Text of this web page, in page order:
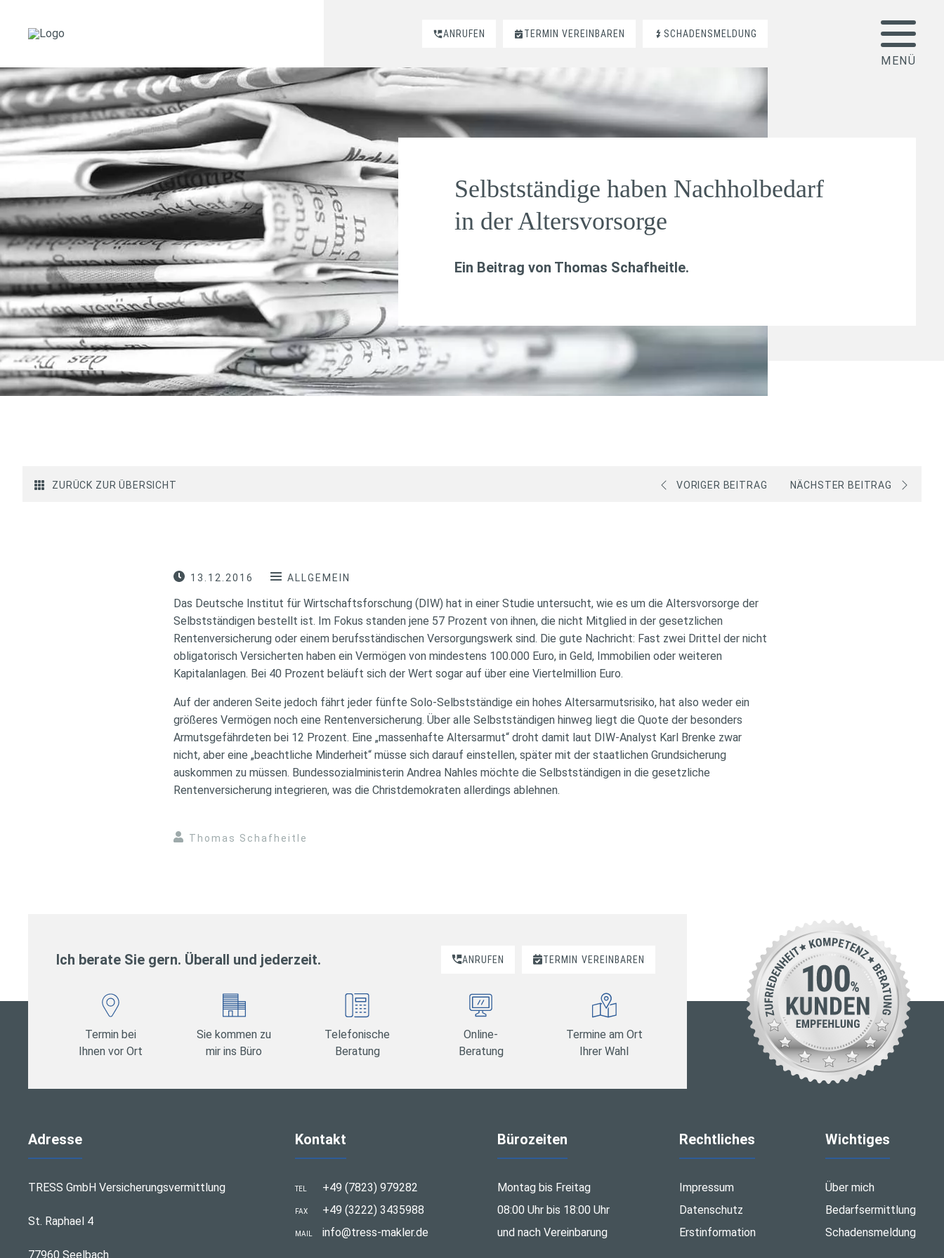
ANRUFEN TERMIN VEREINBAREN SCHADENSMELDUNG
Selbstständige haben Nachholbedarf
in der Altersvorsorge
Ein Beitrag von Thomas Schafheitle.
ZURÜCK ZUR ÜBERSICHT VORIGER BEITRAG NÄCHSTER BEITRAG
13.12.2016 ALLGEMEIN
Das Deutsche Institut für Wirtschaftsforschung (DIW) hat in einer Studie untersucht, wie es um die Altersvorsorge der
Selbstständigen bestellt ist. Im Fokus standen jene 57 Prozent von ihnen, die nicht Mitglied in der gesetzlichen
Rentenversicherung oder einem berufsständischen Versorgungswerk sind. Die gute Nachricht: Fast zwei Drittel der nicht
obligatorisch Versicherten haben ein Vermögen von mindestens 100.000 Euro, in Geld, Immobilien oder weiteren
Kapitalanlagen. Bei 40 Prozent beläuft sich der Wert sogar auf über eine Viertelmillion Euro.
Auf der anderen Seite jedoch fährt jeder fünfte Solo-Selbstständige ein hohes Altersarmutsrisiko, hat also weder ein
größeres Vermögen noch eine Rentenversicherung. Über alle Selbstständigen hinweg liegt die Quote der besonders
Armutsgefährdeten bei 12 Prozent. Eine „massenhafte Altersarmut“ droht damit laut DIW-Analyst Karl Brenke zwar
nicht, aber eine „beachtliche Minderheit“ müsse sich darauf einstellen, später mit der staatlichen Grundsicherung
auskommen zu müssen. Bundessozialministerin Andrea Nahles möchte die Selbstständigen in die gesetzliche
Rentenversicherung integrieren, was die Christdemokraten allerdings ablehnen.
Thomas Schafheitle
Ich berate Sie gern. Überall und jederzeit. ANRUFEN TERMIN VEREINBAREN
Termin bei
Ihnen vor Ort
Sie kommen zu
mir ins Büro
Telefonische
Beratung
Online-
Beratung
Termine am Ort
Ihrer Wahl
Adresse
TRESS GmbH Versicherungsvermittlung
St. Raphael 4
77960 Seelbach
Kontakt
TEL +49 (7823) 979282
FAX +49 (3222) 3435988
MAIL info@tress-makler.de
Bürozeiten
Montag bis Freitag
08:00 Uhr bis 18:00 Uhr
und nach Vereinbarung
Rechtliches
Impressum
Datenschutz
Erstinformation
Wichtiges
Über mich
Bedarfsermittlung
Schadensmeldung